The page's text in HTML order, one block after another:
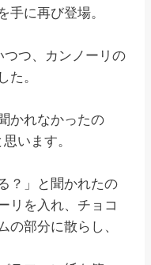
手に再び登場。
つつ、カンノーリの
た。
かれなかったの
います。
？」と聞かれたの
リを入れ、チョコ
の部分に散らし、